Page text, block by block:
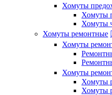
Хомуты
Хомуты
Хомуты
Хомуты ремонтные
Хомуты
Хомуты
Хомуты
Хомуты